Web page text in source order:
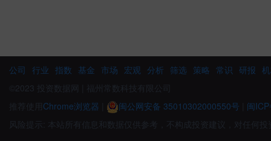
公司 行业 指数 基金 市场 宏观 分析 筛选 策略 常识 研报
©2023 投资数据网 | 福州常数科技有限公司
推荐使用 Chrome浏览器 闽公网安备 35010302000550号
闽
风险提示: 本站所有信息和数据仅供参考，不构成投资建议，对任何